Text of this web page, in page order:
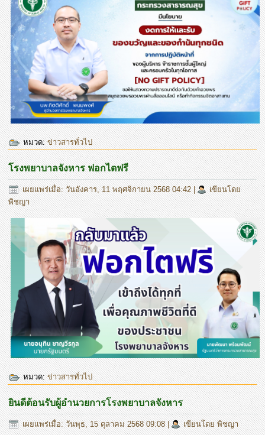
หมวด:ข่าวสารทั่วไป
โรงพยาบาลจังหาร ฟอกไตฟรี
เผยแพร่เมื่อ: วันอังคาร, 11 พฤศจิกายน 2568 04:42|
เขียนโดย
พิชญา
หมวด:ข่าวสารทั่วไป
ยินดีต้อนรับผู้อำนวยการโรงพยาบาลจังหาร
เผยแพร่เมื่อ: วันพุธ, 15 ตุลาคม 2568 09:08| เขียนโดย พิชญา